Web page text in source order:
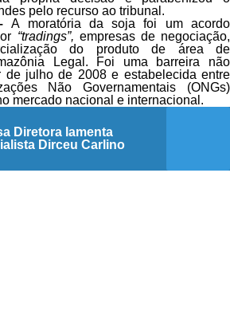
pelo recurso ao tribunal.
–A moratória da soja foi um acordo
“tradings”, empresas de negociação,
do produto de área de
Legal. Foi uma barreira não
de julho de 2008 e estabelecida entre
Não Governamentais (ONGs)
mercado nacional e internacional.
Diretora lamenta
Dirceu Carlino